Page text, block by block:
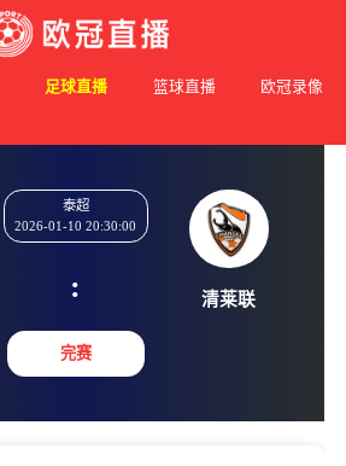
足球直播 篮球直播
欧冠录像
: